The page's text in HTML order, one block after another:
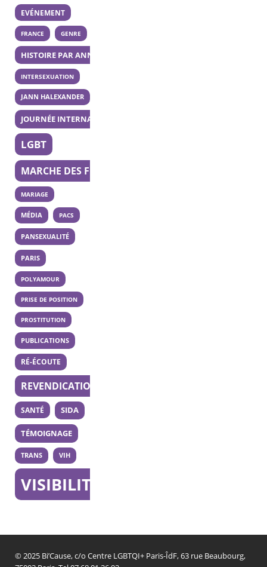
EVÉNEMENT
FRANCE GENRE
HISTOIRE PAR ANNÉE
INTERSEXUATION
JANN HALEXANDER
JOURNÉE INTERNATIONALE DE LA BISEXUALITÉ
LGBT
MARCHE DES FIERTÉS
MARIAGE
MÉDIA PACS
PANSEXUALITÉ
PARIS
POLYAMOUR
PRISE DE POSITION
PROSTITUTION
PUBLICATIONS
RÉ-ÉCOUTE
REVENDICATION
SANTÉ SIDA
TÉMOIGNAGE
TRANS VIH
VISIBILITÉ
© 2025 Bi’Cause, c/o Centre LGBTQI+ Paris-ÎdF, 63 rue Beaubourg,